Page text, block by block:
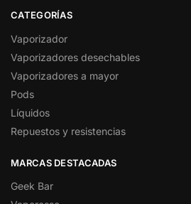
CATEGORÍAS
Vaporizador
Vaporizadores desechables
Vaporizadores a mayor
Pods
Líquidos
Repuestos y resistencias
MARCAS DESTACADAS
Geek Bar